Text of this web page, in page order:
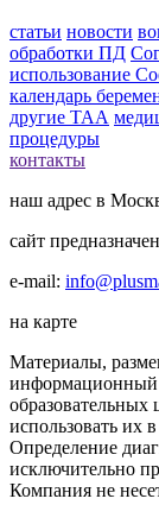
статьи новости
обработки ПД
использование
календарь
другие ТАА
процедуры
контакты
наш адрес в
сайт
e-mail:
на карте
Материалы,
информационный
использовать их
Определение
исключительно
Компания не